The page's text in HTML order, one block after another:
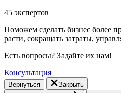
45 экспертов
Поможем сделать бизнес более
расти, cокращать затраты,
Есть вопросы? Задайте их нам!
Консультация
Вернуться
Закрыть